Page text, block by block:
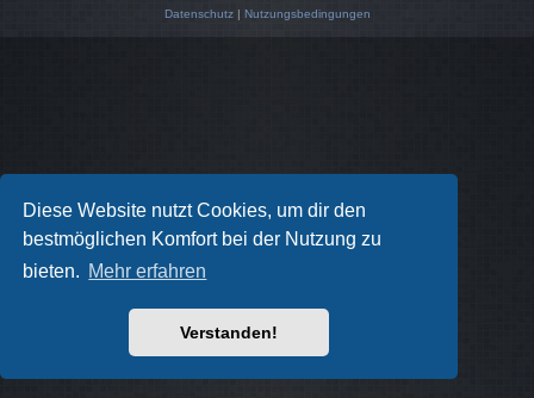
Diese Website nutzt Cookies, um dir den
bestmöglichen Komfort bei der Nutzung zu
bieten. Mehr erfahren
Verstanden!
Datenschutz| Nutzungsbedingungen